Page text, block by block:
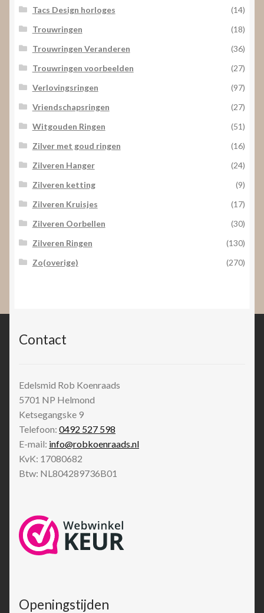
Tacs Design horloges
(14)
Trouwringen
(18)
Trouwringen Veranderen
(36)
Trouwringen voorbeelden
(27)
Verlovingsringen
(97)
Vriendschapsringen
(27)
Witgouden Ringen
(51)
Zilver met goud ringen
(16)
Zilveren Hanger
(24)
Zilveren ketting
(9)
Zilveren Kruisjes
(17)
Zilveren Oorbellen
(30)
Zilveren Ringen
(130)
Zo(overige)
(270)
Contact
Edelsmid Rob Koenraads
5701 NP Helmond
Ketsegangske 9
Telefoon: 0492 527 598
E-mail: info@robkoenraads.nl
KvK: 17080682
Btw: NL804289736B01
Openingstijden